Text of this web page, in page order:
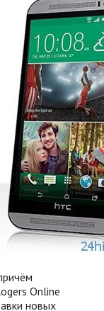
Online
новых